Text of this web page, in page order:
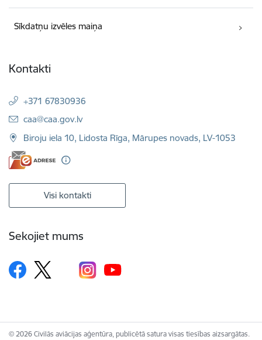
Sīkdatņu izvēles maiņa
Kontakti
+371 67830936
E-pasts:
caa@caa.gov.lv
Biroju iela 10, Lidosta Rīga, Mārupes novads, LV-1053
Visi kontakti
Sekojiet mums
© 2026 Civilās aviācijas aģentūra, publicētā satura visas tiesības aizsargātas.